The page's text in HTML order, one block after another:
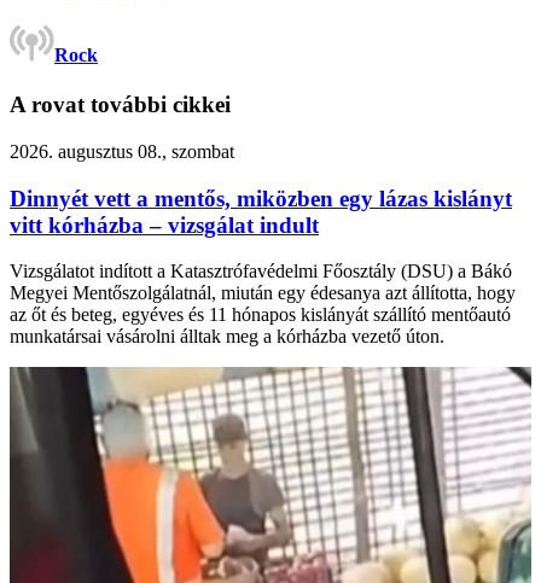
Rock
A rovat további cikkei
2026. augusztus 08., szombat
Dinnyét vett a mentős, miközben egy lázas kislányt
vitt kórházba – vizsgálat indult
Vizsgálatot indított a Katasztrófavédelmi Főosztály (DSU) a Bákó
Megyei Mentőszolgálatnál, miután egy édesanya azt állította, hogy
az őt és beteg, egyéves és 11 hónapos kislányát szállító mentőautó
munkatársai vásárolni álltak meg a kórházba vezető úton.